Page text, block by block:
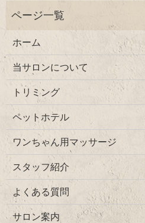
ホーム
当サロンについて
トリミング
ペットホテル
ワンちゃん用マッサージ
スタッフ紹介
よくある質問
サロン案内